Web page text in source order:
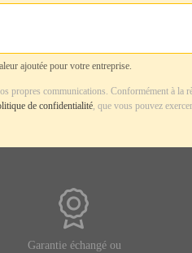
ajoutée pour votre entreprise.
propres communications. Conformément à la
de confidentialité, que vous pouvez exercer.
Garantie échangé ou